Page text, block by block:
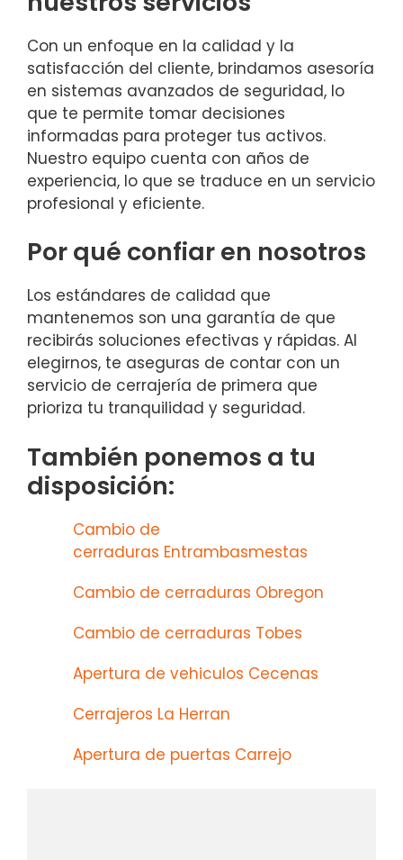
Con un enfoque en la calidad y la
satisfacción del cliente, brindamos asesoría
en sistemas avanzados de seguridad, lo
que te permite tomar decisiones
informadas para proteger tus activos.
Nuestro equipo cuenta con años de
experiencia, lo que se traduce en un servicio
profesional y eficiente.
Por qué confiar en nosotros
Los estándares de calidad que
mantenemos son una garantía de que
recibirás soluciones efectivas y rápidas. Al
elegirnos, te aseguras de contar con un
servicio de cerrajería de primera que
prioriza tu tranquilidad y seguridad.
También ponemos a tu
disposición:
Cambio de
cerraduras Entrambasmestas
Cambio de cerraduras Obregon
Cambio de cerraduras Tobes
Apertura de vehiculos Cecenas
Cerrajeros La Herran
Apertura de puertas Carrejo